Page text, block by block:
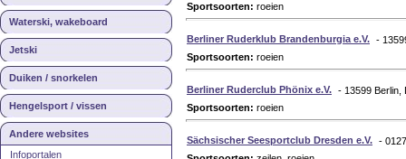
Waterski, wakeboard
Jetski
Duiken / snorkelen
Hengelsport / vissen
Andere websites
Infoportalen
Sportsoorten: roeien
Berliner Ruderklub Brandenburgia e.V. -
Sportsoorten: roeien
Berliner Ruderclub Phönix e.V. - 13599 Berlin,
Sportsoorten: roeien
Sächsischer Seesportclub Dresden e.V. -